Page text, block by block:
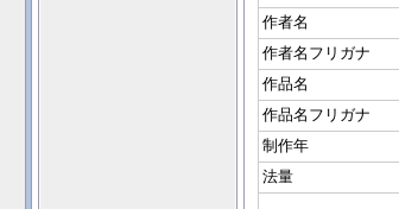
作者名
作者名フリガナ
作品名
作品名フリガナ
制作年
法量